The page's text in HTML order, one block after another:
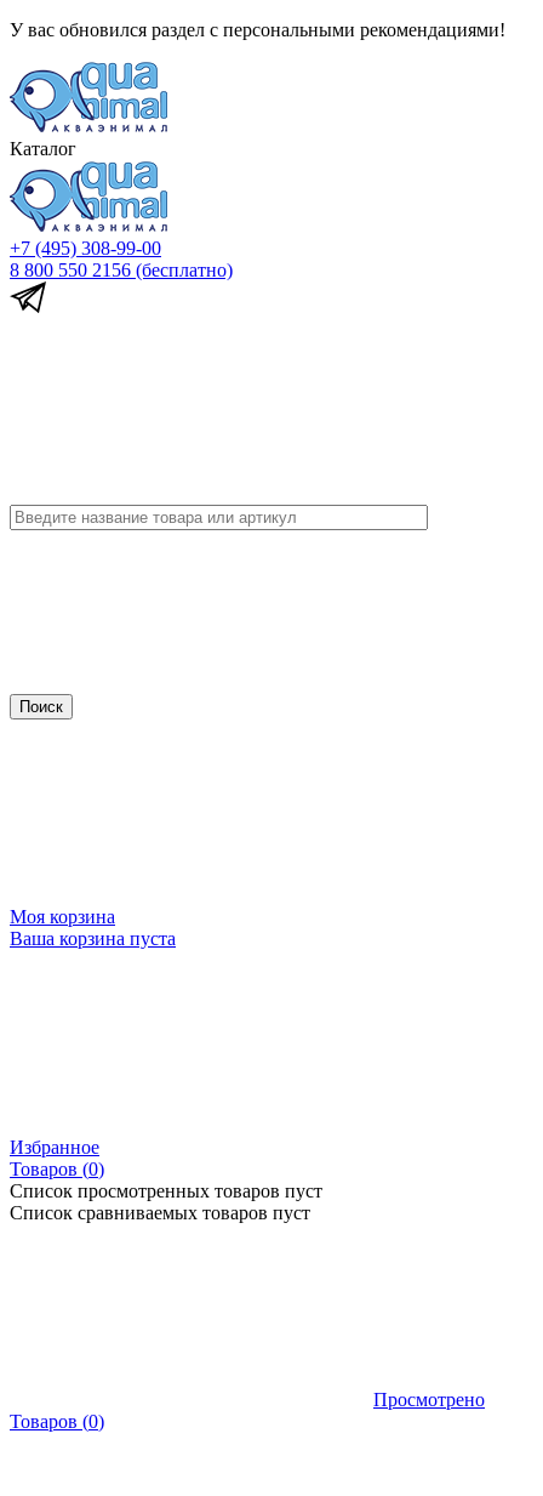
У вас обновился раздел с персональными рекомендациями!
Каталог
+7 (495) 308-99-00
8 800 550 2156 (бесплатно)
Моя корзина
Ваша корзина пуста
Избранное
Товаров (0)
Список просмотренных товаров пуст
Список сравниваемых товаров пуст
Просмотрено
Товаров (0)